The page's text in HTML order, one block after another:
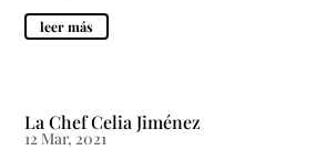
leer más
La Chef Celia Jiménez
12 Mar, 2021